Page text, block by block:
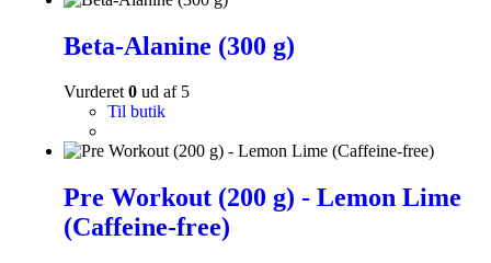
Beta-Alanine (300 g)
Vurderet0 ud af 5
Til butik
Pre Workout (200 g) - Lemon Lime
(Caffeine-free)